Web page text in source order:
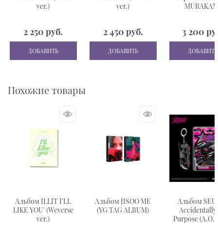
ver.)
2 250 руб.
ДОБАВИТЬ
ver.)
2 450 руб.
ДОБАВИТЬ
3 200
ДОБАВИТЬ
Похожие товары
Альбом ILLIT I'LL
LIKE YOU' (Weverse
ver.)
Альбом JISOO ME
(YG TAG ALBUM)
Альбом
Accidentally
Purpose